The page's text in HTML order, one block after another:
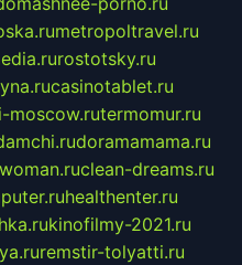
metropoltravel.ru
rostotsky.ru
casinotablet.ru
moscow.rutermomur.ru
doramamama.ru
clean-dreams.ru
healthenter.ru
kinofilmy-2021.ru
remstir-tolyatti.ru